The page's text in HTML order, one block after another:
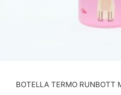
BOTELLA TERMO RUNBOTT